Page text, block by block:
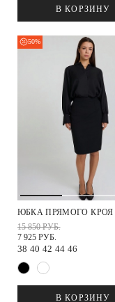
В КОРЗИНУ
50%
ЮБКА ПРЯМОГО КРОЯ
15 850 РУБ.
7 925 РУБ.
38 40 42 44 46
В КОРЗИНУ